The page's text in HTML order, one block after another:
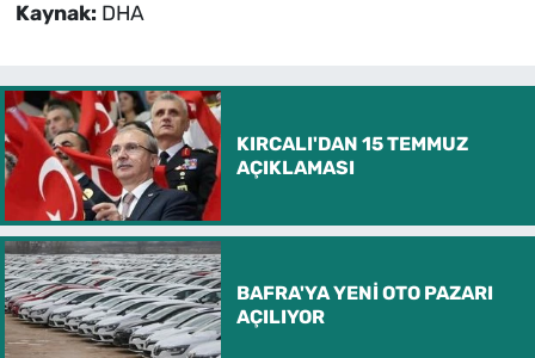
Kaynak: DHA
KIRCALI'DAN 15 TEMMUZ
AÇIKLAMASI
BAFRA'YA YENİ OTO PAZARI
AÇILIYOR